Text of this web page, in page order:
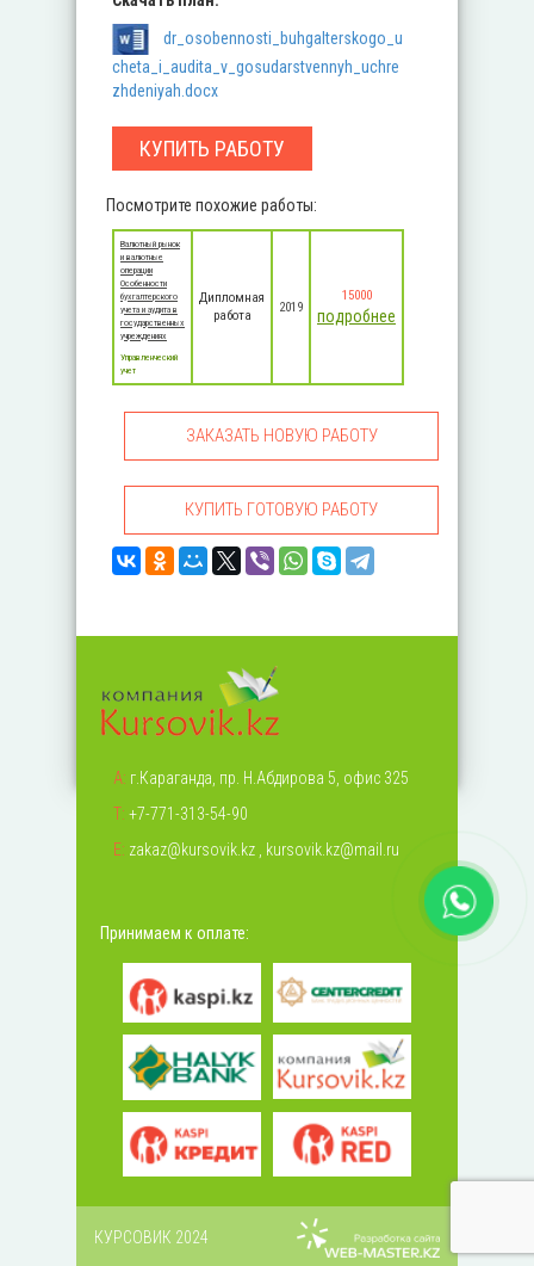
dr_osobennosti_buhgalterskogo_u
cheta_i_audita_v_gosudarstvennyh_uchre
zhdeniyah.docx
КУПИТЬ РАБОТУ
Посмотрите похожие работы:
Валютный рынок
и валютные
операции
Особенности
бухгалтерского
учета и аудита в
государственных
учреждениях
Управленческий
учет
Дипломная
работа
2019
15000
подробнее
ЗАКАЗАТЬ НОВУЮ РАБОТУ
КУПИТЬ ГОТОВУЮ РАБОТУ
А: г.Караганда, пр. Н.Абдирова 5, офис 325
Т: +7-771-313-54-90
Е: zakaz@kursovik.kz kursovik.kz@mail.ru
Принимаем к оплате:
КУРСОВИК 2024